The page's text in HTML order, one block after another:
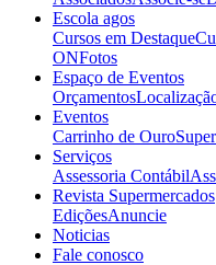
Escola agos
Cursos em Destaque
ONFotos
Espaço de Eventos
Orçamentos
Eventos
Carrinho de Ouro
Serviços
Assessoria Contábil
Revista Supermercados
EdiçõesAnuncie
Noticias
Fale conosco